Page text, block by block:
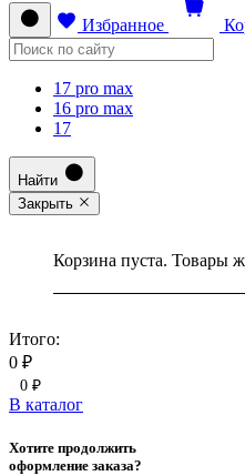
Избранное
17 pro max
16 pro max
17
Найти
Закрыть
Корзина пуста. Товары
Итого:
0 ₽
0 ₽
В каталог
Хотите продолжить
оформление заказа?